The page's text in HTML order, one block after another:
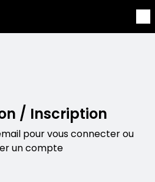
/ Inscription
pour vous connecter ou
un compte